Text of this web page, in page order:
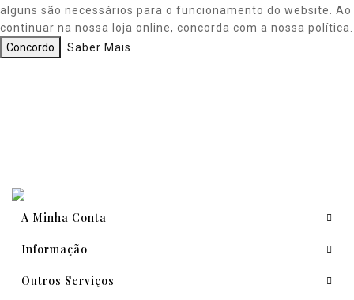
alguns são necessários para o funcionamento do website. Ao
continuar na nossa loja online, concorda com a nossa política.
Concordo
Saber Mais
A Minha Conta
Informação
Outros Serviços